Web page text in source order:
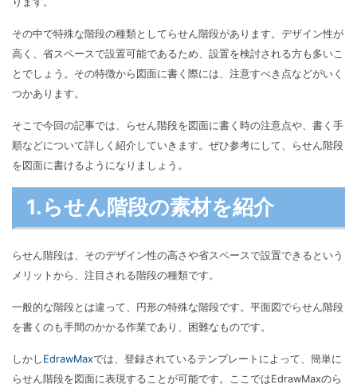
思考整理
ブレインストーミング
その他の図面種類 >>
オンラインAIツール
AIマインドマップ自動作成 >
最新情報
EdrawMind V13登場！
新機能一覧
EdrawMax > EdrawMind >
更新履歴
EdrawMax >
動作環境
EdrawMax > EdrawMind >
サポートセンター
法人向け
EdrawMax EdrawMind
ログイン
検索
その中で特殊な階段の種類としてらせん階段があります。デザイン性が
高く、省スペースで設置可能であるため、設置を検討される方も多いこ
とでしょう。その特徴から図面に書く際には、注意すべき点などがいく
つかあります。
そこで今回の記事では、らせん階段を図面に書く時の注意点や、書く手
順などについて詳しく紹介していきます。ぜひ参考にして、らせん階段
を図面に書けるようになりましょう。
1.らせん階段の素材を紹介
らせん階段は、そのデザイン性の高さや省スペースで設置できるという
メリットから、注目される階段の種類です。
一般的な階段とは違って、円形の特殊な階段です。平面図でらせん階段
を書くのも手間のかかる作業であり、困難なものです。
しかし EdrawMaxでは、登録されているテンプレートによって、簡単に
らせん階段を図面に表現することが可能です。ここではEdrawMaxのら